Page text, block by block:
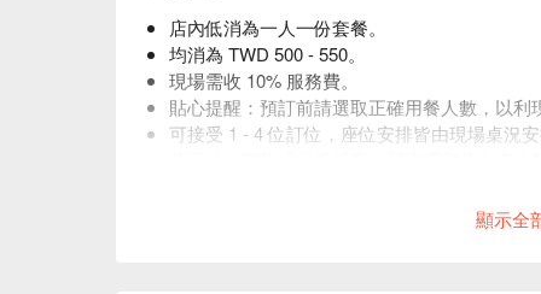
店內低消為一人一份套餐。
均消為 TWD 500 - 550。
現場需收 10% 服務費。
貼心提醒：預訂前請選取正確用餐人數，以利
可接受 1 - 4 位訂位，座位安排皆由現場桌況
顯示全